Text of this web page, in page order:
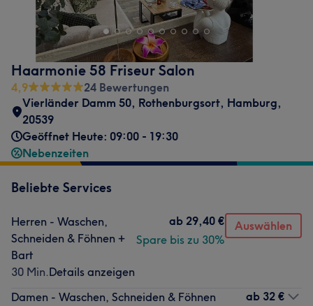
Haarmonie 58 Friseur Salon
4,9
24 Bewertungen
Vierländer Damm 50, Rothenburgsort, Hamburg,
20539
Geöffnet Heute: 09:00 - 19:30
Nebenzeiten
Beliebte Services
Herren - Waschen,
Schneiden & Föhnen +
Bart
30 Min.Details anzeigen
ab 29,40 €
Spare bis zu 30%
Auswählen
Damen - Waschen, Schneiden & Föhnen
ab 32 €